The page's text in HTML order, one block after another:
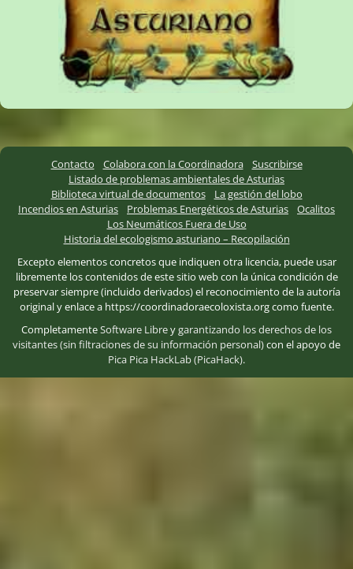
Contacto Colabora con la Coordinadora
Suscribirse
Listado de problemas ambientales de Asturias
Biblioteca virtual de documentos
La gestión del lobo
Incendios en Asturias
Problemas Energéticos de Asturias
Ocalitos
Los Neumáticos Fuera de Uso
Historia del ecologismo asturiano – Recopilación
Excepto elementos concretos que indiquen otra licencia, puede usar
libremente los contenidos de este sitio web con la única condición de
preservar siempre (incluido derivados) el reconocimiento de la autoría
original y enlace a https://coordinadoraecoloxista.org como fuente.
CompletamenteSoftware Libreygarantizando los derechos de los
visitantes (sin filtraciones de su información personal)con el apoyo de
Pica Pica HackLab (PicaHack).